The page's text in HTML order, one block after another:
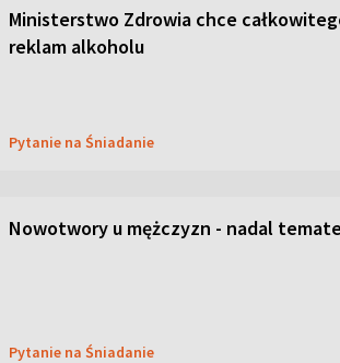
Ministerstwo Zdrowia chce
reklam alkoholu
Pytanie na Śniadanie
Nowotwory u mężczyzn - nadal
Pytanie na Śniadanie